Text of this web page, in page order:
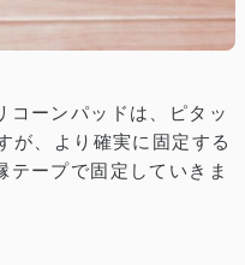
コーンパッドは、ピタッ
が、より確実に固定する
テープで固定していきま